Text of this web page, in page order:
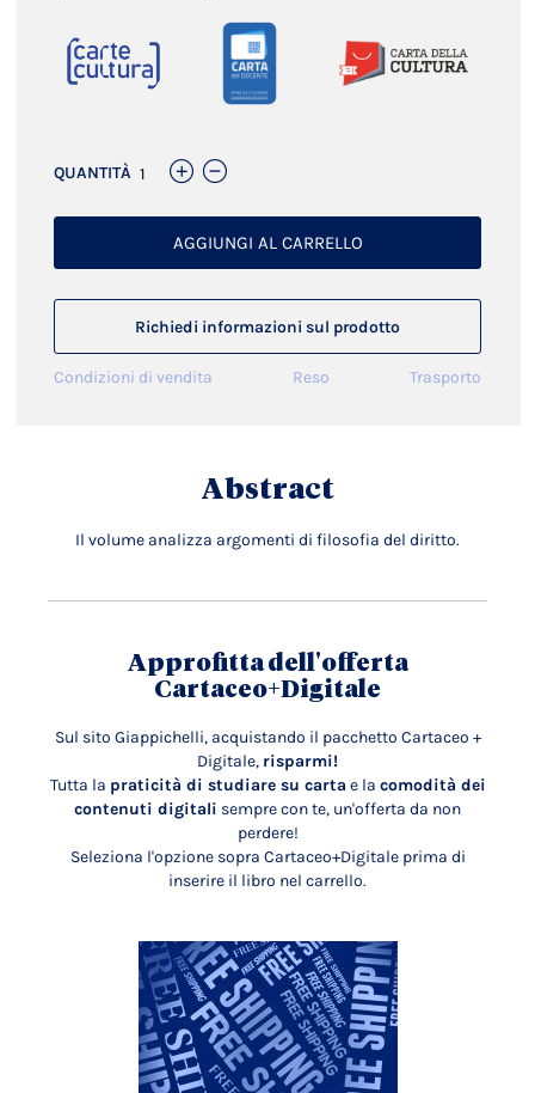
QUANTITÀ
AGGIUNGI AL CARRELLO
Richiedi informazioni sul prodotto
Condizioni di vendita Reso Trasporto
Abstract
Il volume analizza argomenti di filosofia del diritto.
Approfitta dell'offerta
Cartaceo+Digitale
Sul sito Giappichelli, acquistando il pacchetto Cartaceo +
Digitale, risparmi!
Tutta la praticità di studiare su carta e la comodità dei
contenuti digitali sempre con te, un'offerta da non
perdere!
Seleziona l'opzione sopra Cartaceo+Digitale prima di
inserire il libro nel carrello.